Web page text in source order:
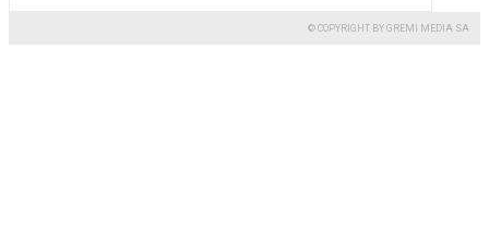
© COPYRIGHT BY GREMI MEDIA SA